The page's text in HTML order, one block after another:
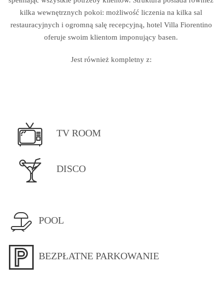
kilka wewnętrznych pokoi: możliwość liczenia na kilka sal
restauracyjnych i ogromną salę recepcyjną, hotel Villa Fiorentino
oferuje swoim klientom imponujący basen.
Jest również kompletny z:
TV ROOM
DISCO
POOL
BEZPŁATNE PARKOWANIE